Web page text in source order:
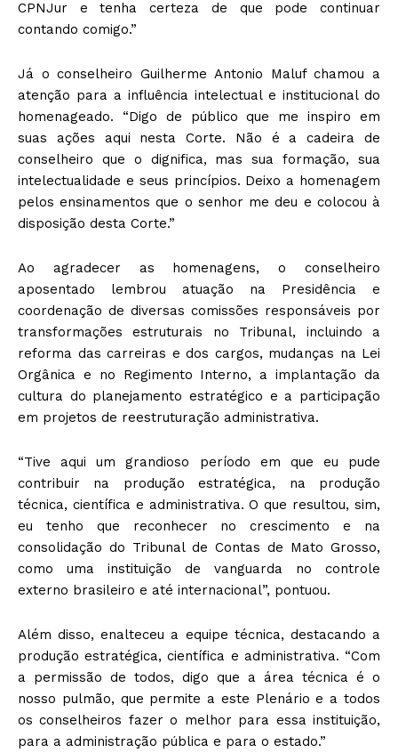
CPNJur e tenha certeza de que pode continuar
contando comigo.”
Já o conselheiro Guilherme Antonio Maluf chamou a
atenção para a influência intelectual e institucional do
homenageado. “Digo de público que me inspiro em
suas ações aqui nesta Corte. Não é a cadeira de
conselheiro que o dignifica, mas sua formação, sua
intelectualidade e seus princípios. Deixo a homenagem
pelos ensinamentos que o senhor me deu e colocou à
disposição desta Corte.”
Ao agradecer as homenagens, o conselheiro
aposentado lembrou atuação na Presidência e
coordenação de diversas comissões responsáveis por
transformações estruturais no Tribunal, incluindo a
reforma das carreiras e dos cargos, mudanças na Lei
Orgânica e no Regimento Interno, a implantação da
cultura do planejamento estratégico e a participação
em projetos de reestruturação administrativa.
“Tive aqui um grandioso período em que eu pude
contribuir na produção estratégica, na produção
técnica, científica e administrativa. O que resultou, sim,
eu tenho que reconhecer no crescimento e na
consolidação do Tribunal de Contas de Mato Grosso,
como uma instituição de vanguarda no controle
externo brasileiro e até internacional”, pontuou.
Além disso, enalteceu a equipe técnica, destacando a
produção estratégica, científica e administrativa. “Com
a permissão de todos, digo que a área técnica é o
nosso pulmão, que permite a este Plenário e a todos
os conselheiros fazer o melhor para essa instituição,
para a administração pública e para o estado.”